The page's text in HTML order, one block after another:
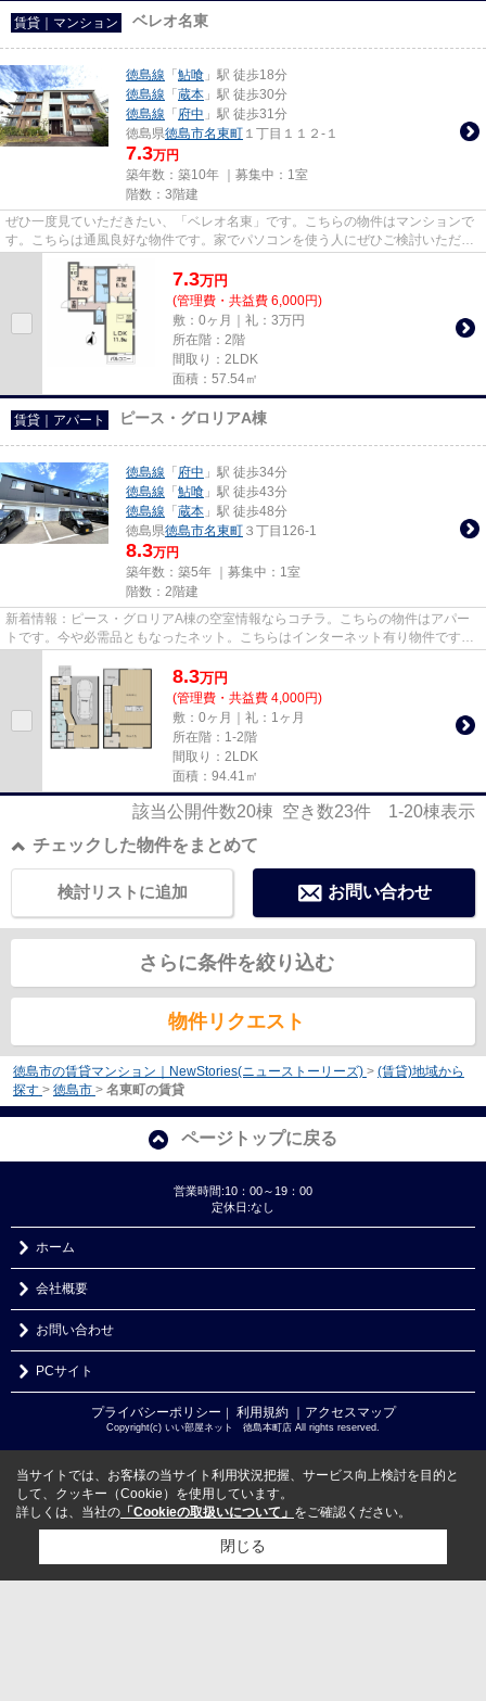
賃貸｜マンション ベレオ名東
徳島線 「 鮎喰 」駅 徒歩18分
徳島線 「 蔵本 」駅 徒歩30分
徳島線 「 府中 」駅 徒歩31分
徳島県徳島市名東町 １丁目１１２-１
7.3万円
築年数：築10年 ｜募集中： 1室
階数：3階建
ぜひ一度見ていただきたい、「ベレオ名東」です。こちらの物件はマンションで
す。こちらは通風良好な物件です。家でパソコンを使う人にぜひご検討いただき
たいインターネット有り物件...
7.3万円
(管理費・共益費 6,000円)
敷：0ヶ月｜礼：3万円
所在階：2階
間取り：2LDK
面積：57.54㎡
賃貸｜アパート ピース・グロリアA棟
徳島線 「 府中 」駅 徒歩34分
徳島線 「 鮎喰 」駅 徒歩43分
徳島線 「 蔵本 」駅 徒歩48分
徳島県徳島市名東町 ３丁目126-1
8.3万円
築年数：築5年 ｜募集中： 1室
階数：2階建
新着情報：ピース・グロリアA棟の空室情報ならコチラ。こちらの物件はアパー
トです。今や必需品ともなったネット。こちらはインターネット有り物件です。
8.3万円
(管理費・共益費 4,000円)
敷：0ヶ月｜礼：1ヶ月
所在階：1-2階
間取り：2LDK
面積：94.41㎡
該当公開件数20棟 空き数23件 1-20棟表示
チェックした物件をまとめて
お問い合わせ
検討リストに追加
さらに条件を絞り込む
物件リクエスト
徳島市の賃貸マンション｜NewStories(ニューストーリーズ) > (賃貸)地域から
探す > 徳島市 > 名東町の賃貸
ページトップに戻る
営業時間:10：00～19：00
定休日:なし
ホーム
会社概要
お問い合わせ
PCサイト
プライバシーポリシー ｜ 利用規約 ｜アクセスマップ
Copyright(c) いい部屋ネット 徳島本町店 All rights reserved.
当サイトでは、お客様の当サイト利用状況把握、サービス向上検討を目的と
して、クッキー（Cookie）を使用しています。
詳しくは、当社の 「Cookieの取扱いについて」 をご確認ください。
閉じる